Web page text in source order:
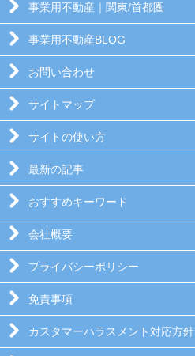
事業用不動産｜関東/首都圏
事業用不動産BLOG
お問い合わせ
サイトマップ
サイトの使い方
最新の記事
おすすめキーワード
会社概要
プライバシーポリシー
免責事項
カスタマーハラスメント対応方針